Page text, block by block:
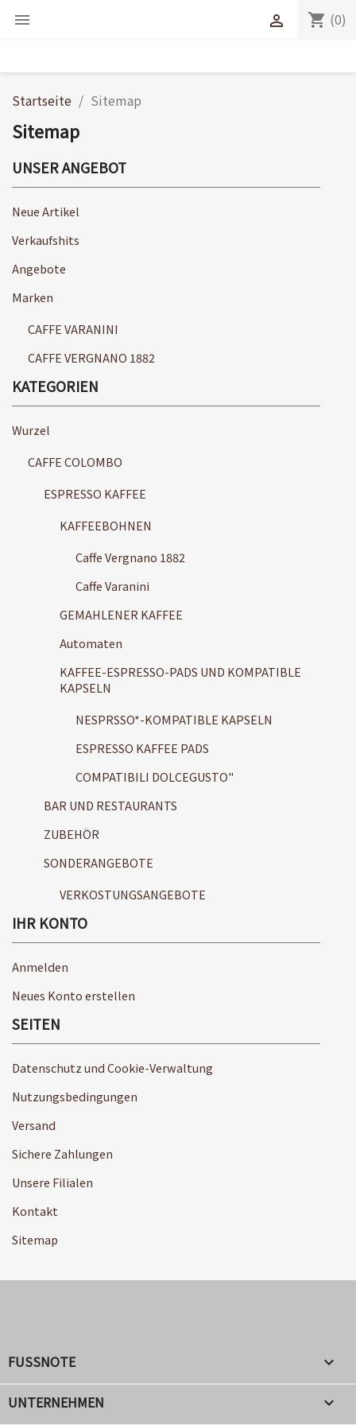
 shopping_cart (0)

Startseite Sitemap
Sitemap
UNSER ANGEBOT
Neue Artikel
Verkaufshits
Angebote
Marken
CAFFE VARANINI
CAFFE VERGNANO 1882
KATEGORIEN
Wurzel
CAFFE COLOMBO
ESPRESSO KAFFEE
KAFFEEBOHNEN
Caffe Vergnano 1882
Caffe Varanini
GEMAHLENER KAFFEE
Automaten
KAFFEE-ESPRESSO-PADS UND KOMPATIBLE
KAPSELN
NESPRSSO*-KOMPATIBLE KAPSELN
ESPRESSO KAFFEE PADS
COMPATIBILI DOLCEGUSTO"
BAR UND RESTAURANTS
ZUBEHÖR
SONDERANGEBOTE
VERKOSTUNGSANGEBOTE
IHR KONTO
Anmelden
Neues Konto erstellen
SEITEN
Datenschutz und Cookie-Verwaltung
Nutzungsbedingungen
Versand
Sichere Zahlungen
Unsere Filialen
Kontakt
Sitemap
FUSSNOTE 
UNTERNEHMEN 